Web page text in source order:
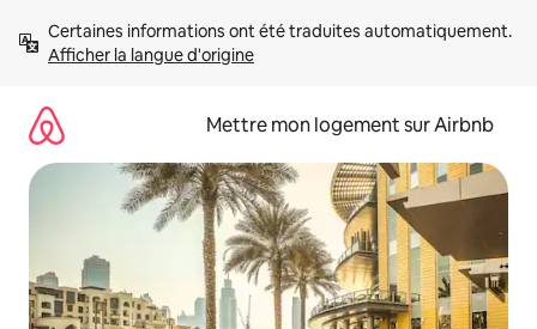
directement
Afficher la langue d'origine
Mettre mon logement sur Airbnb